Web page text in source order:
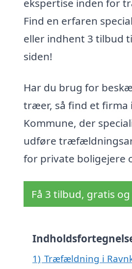
ekspertise inden for
Find en erfaren
eller indhent 3 tilbud
siden!
Har du brug for
træer, så find et firma
Kommune, der
udføre
for private boligejere
Få 3 tilbud, gratis
1) Træfældning i